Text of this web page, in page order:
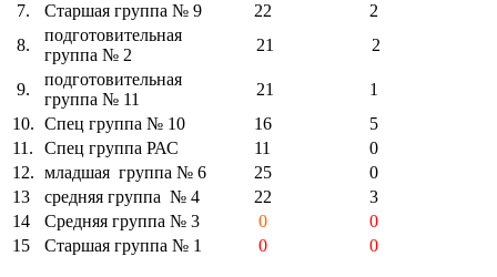
7.
Старшая группа № 9 22
2
8.
подготовительная
группа № 2
21 2
9.
подготовительная
группа № 11
21
1
10. Спец группа № 10 16
5
11.
Спец группа РАС 11
0
12. младшая группа № 6 25
0
13
средняя группа № 4 22
3
14
Средняя группа № 3 0
0
15
Старшая группа № 1 0 0